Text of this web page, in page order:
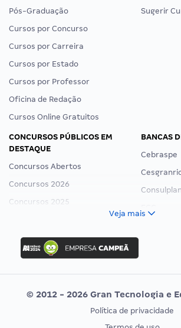
Pós-Graduação
Cursos por Concurso
Cursos por Carreira
Cursos por Estado
Cursos por Professor
Oficina de Redação
Cursos Online Gratuitos
Sugerir
CONCURSOS PÚBLICOS EM
DESTAQUE
Concursos Abertos
Concursos 2026
Concursos 2025
Concurso Ibama
Concurso MPU
Editais publicados
BANCAS
Cebraspe
Consulplan
Vunesp
CONCURSOS POR PROFISSÃO EXAME DE
Veja mais
© 2012 - 2026 Gran Tecnologia e
Política de privacidade